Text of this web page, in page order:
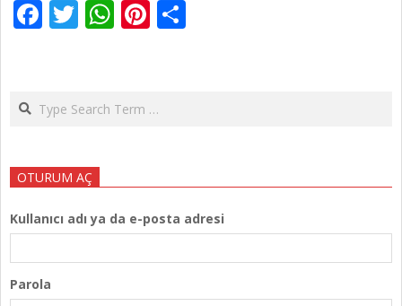
Facebook
Twitter
WhatsApp
Pinterest
Search
OTURUM AÇ
Kullanıcı adı ya da e-posta adresi
Parola